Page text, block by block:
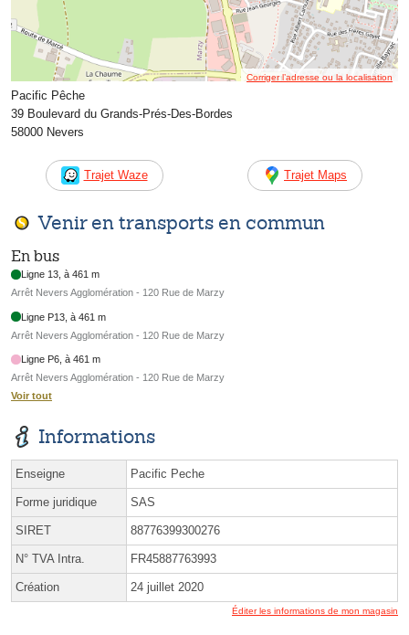
Corriger l’adresse ou la localisation
Pacific Pêche
39 Boulevard du Grands-Prés-Des-Bordes
58000 Nevers
Trajet Waze Trajet Maps
Venir en transports en commun
En bus
Ligne 13, à 461 m
Arrêt Nevers Agglomération - 120 Rue de Marzy
Ligne P13, à 461 m
Arrêt Nevers Agglomération - 120 Rue de Marzy
Ligne P6, à 461 m
Arrêt Nevers Agglomération - 120 Rue de Marzy
Voir tout
Informations
Enseigne Pacific Peche
Forme juridique SAS
SIRET 88776399300276
N° TVA Intra. FR45887763993
Création 24 juillet 2020
Éditer les informations de mon magasin